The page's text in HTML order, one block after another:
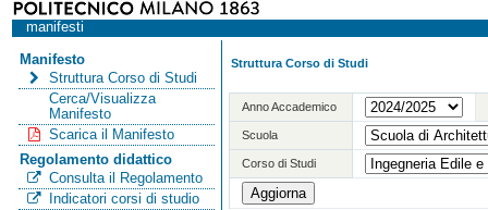
manifesti
Manifesto
Struttura Corso di Studi
Cerca/Visualizza
Manifesto
Scarica il Manifesto
Regolamento didattico
Consulta il Regolamento
Indicatori corsi di studio
Struttura Corso di Studi
Anno Accademico
Scuola
Corso di Studi